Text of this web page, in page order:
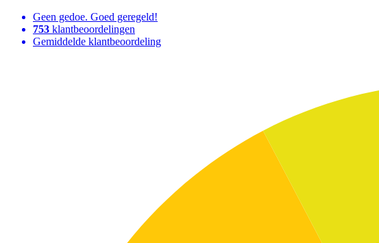
Geen gedoe. Goed geregeld!
753 klantbeoordelingen
Gemiddelde klantbeoordeling